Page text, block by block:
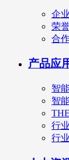
企
荣
合
产品应
智
智
行
行